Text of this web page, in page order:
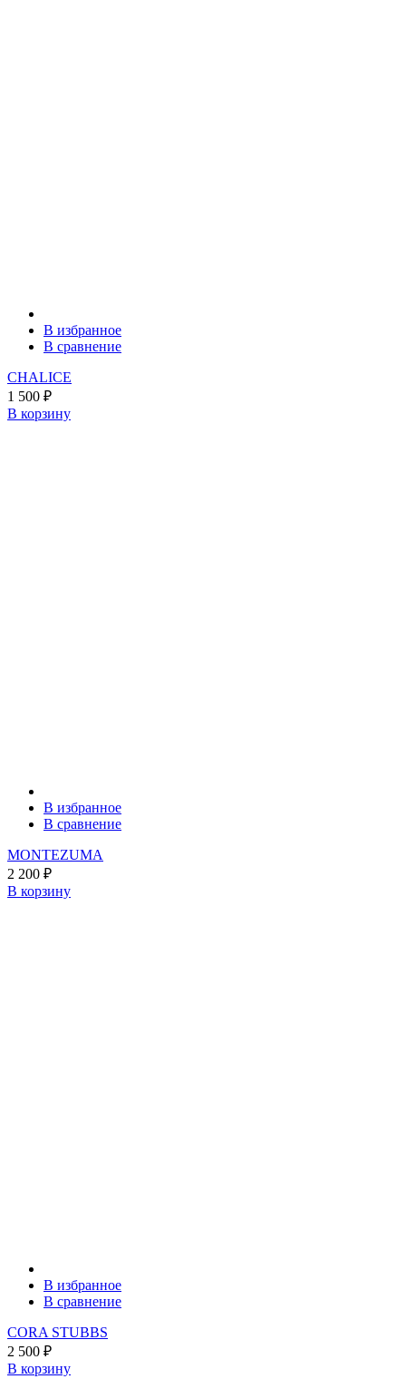
В избранное
В сравнение
CHALICE
1 500 ₽
В корзину
В избранное
В сравнение
MONTEZUMA
2 200 ₽
В корзину
В избранное
В сравнение
CORA STUBBS
2 500 ₽
В корзину